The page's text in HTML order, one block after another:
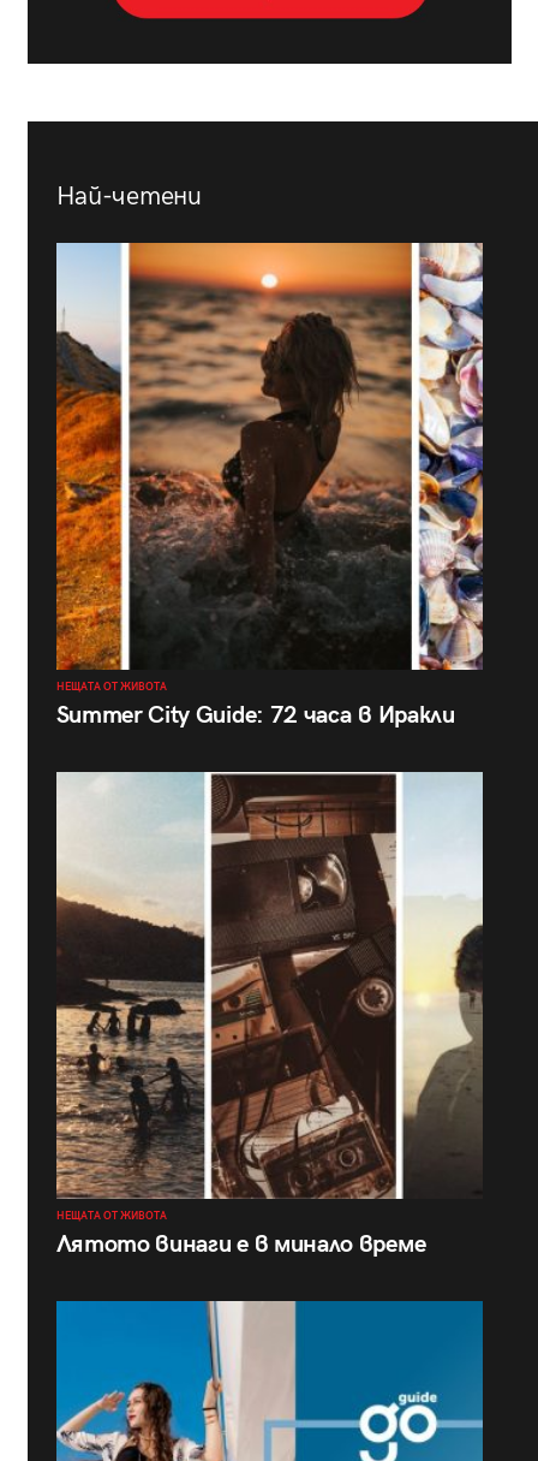
Най-четени
НЕЩАТА ОТ ЖИВОТА
Summer City Guide: 72 часа в Иракли
НЕЩАТА ОТ ЖИВОТА
Лятото винаги е в минало време